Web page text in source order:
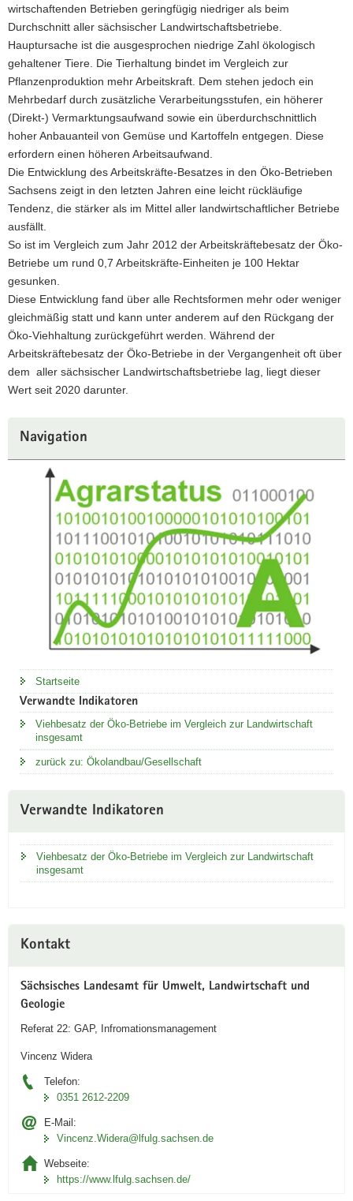
wirtschaftenden Betrieben geringfügig niedriger als beim
Durchschnitt aller sächsischer Landwirtschaftsbetriebe.
Hauptursache ist die ausgesprochen niedrige Zahl ökologisch
gehaltener Tiere. Die Tierhaltung bindet im Vergleich zur
Pflanzenproduktion mehr Arbeitskraft. Dem stehen jedoch ein
Mehrbedarf durch zusätzliche Verarbeitungsstufen, ein höherer
(Direkt-) Vermarktungsaufwand sowie ein überdurchschnittlich
hoher Anbauanteil von Gemüse und Kartoffeln entgegen. Diese
erfordern einen höheren Arbeitsaufwand.
Die Entwicklung des Arbeitskräfte-Besatzes in den Öko-Betrieben
Sachsens zeigt in den letzten Jahren eine leicht rückläufige
Tendenz, die stärker als im Mittel aller landwirtschaftlicher Betriebe
ausfällt.
So ist im Vergleich zum Jahr 2012 der Arbeitskräftebesatz der Öko-
Betriebe um rund 0,7 Arbeitskräfte-Einheiten je 100 Hektar
gesunken.
Diese Entwicklung fand über alle Rechtsformen mehr oder weniger
gleichmäßig statt und kann unter anderem auf den Rückgang der
Öko-Viehhaltung zurückgeführt werden. Während der
Arbeitskräftebesatz der Öko-Betriebe in der Vergangenheit oft über
dem aller sächsischer Landwirtschaftsbetriebe lag, liegt dieser
Wert seit 2020 darunter.
Information
Navigation
Startseite
Verwandte Indikatoren
Viehbesatz der Öko-Betriebe im Vergleich zur Landwirtschaft
insgesamt
zurück zu: Ökolandbau/Gesellschaft
Verwandte Indikatoren
Viehbesatz der Öko-Betriebe im Vergleich zur Landwirtschaft
insgesamt
Kontakt
Sächsisches Landesamt für Umwelt, Landwirtschaft und
Geologie
Referat 22: GAP, Infromationsmanagement
Vincenz Widera
Telefon:
0351 2612-2209
E-Mail:
Vincenz.Widera@lfulg.sachsen.de
Webseite:
https://www.lfulg.sachsen.de/